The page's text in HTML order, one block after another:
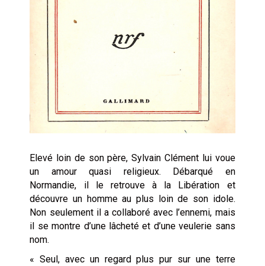
Elevé loin de son père, Sylvain Clément lui voue
un amour quasi religieux. Débarqué en
Normandie, il le retrouve à la Libération et
découvre un homme au plus loin de son idole.
Non seulement il a collaboré avec l’ennemi, mais
il se montre d’une lâcheté et d’une veulerie sans
nom.
« Seul, avec un regard plus pur sur une terre